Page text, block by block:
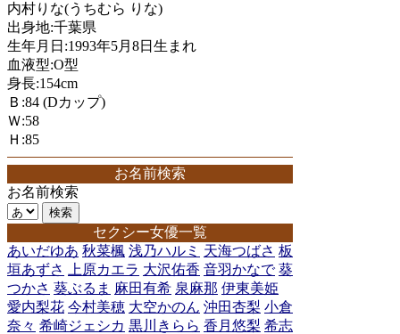
内村りな(うちむら りな)
出身地:千葉県
生年月日:1993年5月8日生まれ
血液型:O型
身長:154cm
Ｂ:84 (Dカップ)
Ｗ:58
Ｈ:85
お名前検索
お名前検索
セクシー女優一覧
あいだゆあ 秋菜楓 浅乃ハルミ 天海つばさ 板
垣あずさ
上原カエラ 大沢佑香 音羽かなで 葵
つかさ 葵ぶるま 麻田有希 泉麻那 伊東美姫
愛内梨花 今村美穂 大空かのん 沖田杏梨 小倉
奈々 希崎ジェシカ 黒川きらら 香月悠梨 希志